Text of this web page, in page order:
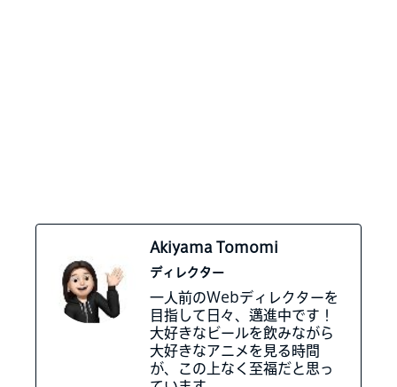
Akiyama Tomomi
ディレクター
一人前のWebディレクターを
目指して日々、邁進中です！
大好きなビールを飲みながら
大好きなアニメを見る時間
が、この上なく至福だと思っ